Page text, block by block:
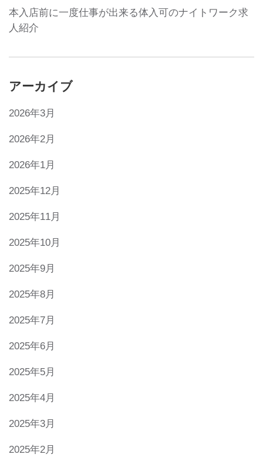
本入店前に一度仕事が出来る体入可のナイトワーク求
人紹介
アーカイブ
2026年3月
2026年2月
2026年1月
2025年12月
2025年11月
2025年10月
2025年9月
2025年8月
2025年7月
2025年6月
2025年5月
2025年4月
2025年3月
2025年2月